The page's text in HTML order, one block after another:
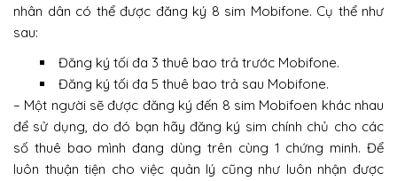
nhân dân có thể được đăng ký 8 sim Mobifone. Cụ thể như
sau:
Đăng ký tối đa 3 thuê bao trả trước Mobifone.
Đăng ký tối đa 5 thuê bao trả sau Mobifone.
– Một người sẽ được đăng ký đến 8 sim Mobifoen khác nhau
để sử dụng, do đó bạn hãy đăng ký sim chính chủ cho các
số thuê bao mình đang dùng trên cùng 1 chứng minh. Để
luôn thuận tiện cho việc quản lý cũng như luôn nhận được